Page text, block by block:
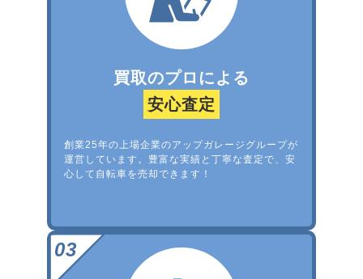
買取のプロによる
安心査定
創業25年の上場企業のアップガレージグループが
運営しています。豊富な実績と丁寧な査定で、安
心して自転車を売却できます！